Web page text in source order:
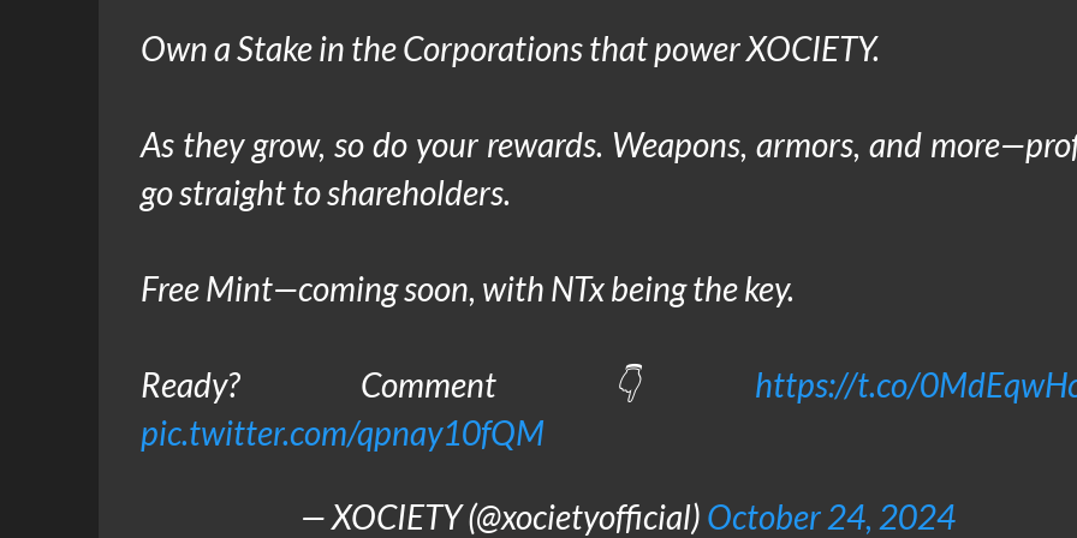
Own a Stake in the Corporations that power XOCIETY.
As they grow, so do your rewards. Weapons, armors, and
go straight to shareholders.
Free Mint—coming soon, with NTx being the key.
Ready? Comment👇 https://t.co/
pic.twitter.com/qpnay10fQM
— XOCIETY (@xocietyofficial) October 24, 2024